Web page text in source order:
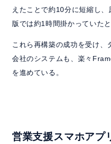
えたことで約10分に短縮し
版では約1時間掛かっていた
これら再構築の成功を受け
会社のシステムも、楽々
を進めている。
営業支援スマホアプ